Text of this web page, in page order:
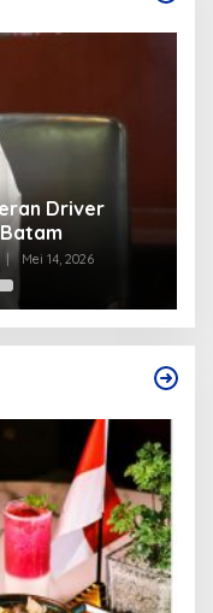
Driver
| Mei 14, 2026